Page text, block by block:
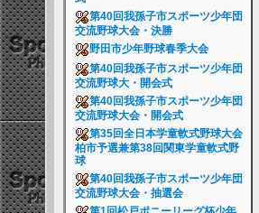
第40回我孫子市スポーツ少年団
交流野球大会・決勝
野田市少年野球春季大会
第40回我孫子市スポーツ少年団
交流野球大・開会式
第40回我孫子市スポーツ少年団
交流野球大会・開会式
第35回全日本学童軟式野球大会
柏市予選兼第38回関東学童軟式野
球
第40回我孫子市スポーツ少年団
交流野球大会・抽選会